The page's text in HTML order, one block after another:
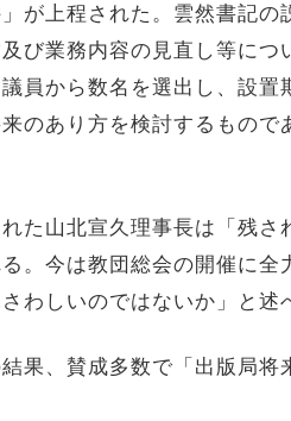
が上程された。雲然書記
び業務内容の見直し等に
員から数名を選出し、設
のあり方を検討するもの
た山北宣久理事長は「残
。今は教団総会の開催に
わしいのではないか」と述
果、賛成多数で「出版局将